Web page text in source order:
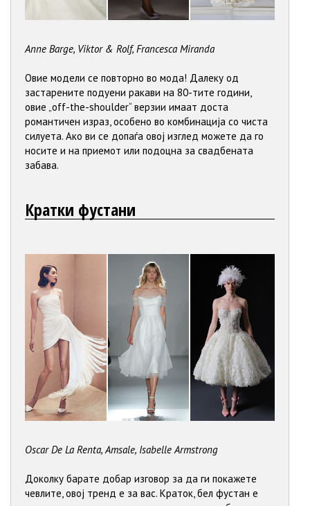
Anne Barge, Viktor & Rolf, Francesca Miranda
Овие модели се повторно во мода! Далеку од
застарените подуени ракави на 80-тите години,
овие „off-the-shoulder“ верзии имаат доста
романтичен израз, особено во комбинација со чиста
силуета. Ако ви се допаѓа овој изглед можете да го
носите и на приемот или подоцна за свадбената
забава.
Кратки фустани
Oscar De La Renta, Amsale, Isabelle Armstrong
Доколку барате добар изговор за да ги покажете
чевлите, овој тренд е за вас. Краток, бел фустан е